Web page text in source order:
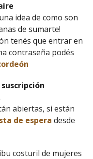
idea de como son
de sumarte!
tenés que entrar en
contraseña podés
abiertas, si están
de espera desde
costuril de mujeres